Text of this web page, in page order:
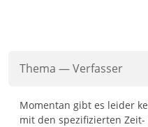
Thema —Verfasser
Momentan gibt es leider
mit den spezifizierten